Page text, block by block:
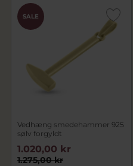
SALE
Vedhæng smedehammer 925
sølv forgyldt
1.275,00 kr
1.020,00 kr